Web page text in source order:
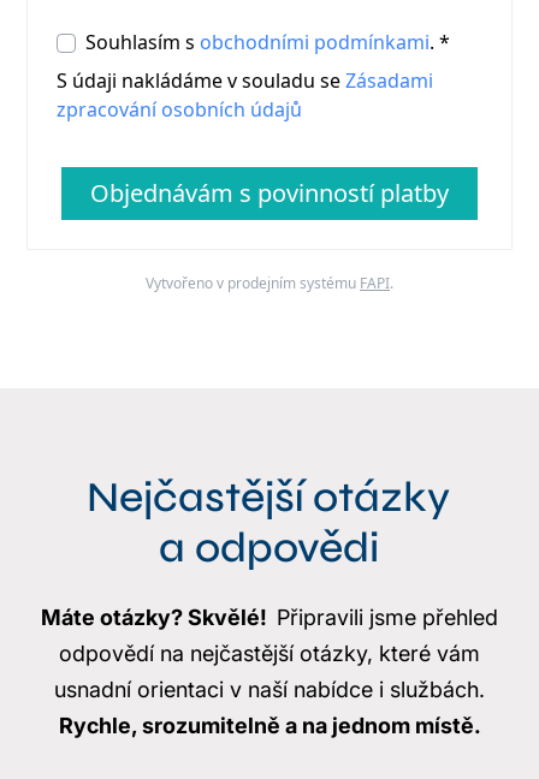
Souhlasím s obchodními podmínkami. *
S údaji nakládáme v souladu seZásadami
zpracování osobních údajů
Objednávám s povinností platby
Vytvořeno v prodejním systému FAPI.
Nejčastější otázky
a odpovědi
Máte otázky? Skvělé! Připravili jsme přehled
odpovědí na nejčastější otázky, které vám
usnadní orientaci v naší nabídce i službách.
Rychle, srozumitelně a na jednom místě.